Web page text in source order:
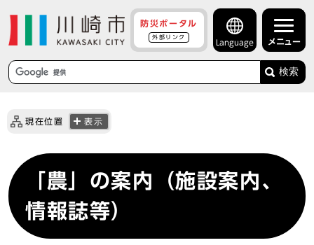
防災ポータル
外部リンク
Language メニュー
検索
現在位置 表示
「農」の案内（施設案内、
情報誌等）